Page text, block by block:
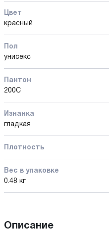
Цвет
красный
Пол
унисекс
Пантон
200C
Изнанка
гладкая
Плотность
Вес в упаковке
0.48 кг
Описание